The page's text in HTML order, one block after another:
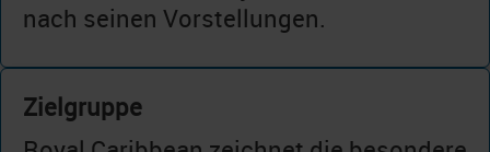
nach seinen Vorstellungen.
Zielgruppe